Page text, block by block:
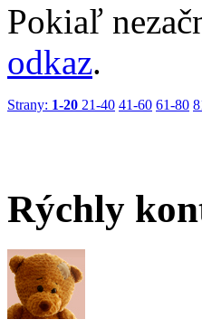
Pokiaľ
odkaz.
Strany: 1-20 21-40 41-60 61-80
Rýchly